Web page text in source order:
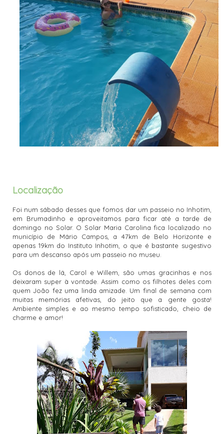
Localização
Foi num sábado desses que fomos dar um passeio no Inhotim,
em Brumadinho e aproveitamos para ficar até a tarde de
domingo no Solar. O Solar Maria Carolina fica localizado no
município de Mário Campos, a 47km de Belo Horizonte e
apenas 19km do Instituto Inhotim, o que é bastante sugestivo
para um descanso após um passeio no museu.
Os donos de lá, Carol e Willem, são umas gracinhas e nos
deixaram super à vontade. Assim como os filhotes deles com
quem João fez uma linda amizade. Um final de semana com
muitas memórias afetivas, do jeito que a gente gosta!
Ambiente simples e ao mesmo tempo sofisticado, cheio de
charme e amor!